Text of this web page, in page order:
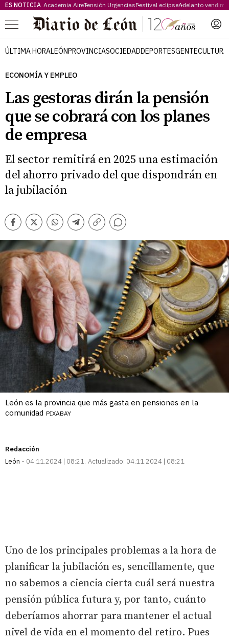
ES NOTICIA Academia AireTensión UrgenciasFestival eclipseAdelanto
Menú
ÚLTIMA HORALEÓNPROVINCIASOCIEDADDEPORTESGENTECULTURA
ECONOMÍA Y EMPLEO
Las gestoras dirán la pensión
que se cobrará con los planes
de empresa
El sector remitirá en 2025 una estimación
del ahorro privado del que dispondrán en
la jubilación
Facebook
TwitterWhatsappTelegram
Copiar
Comentarios
León es la provincia que más gasta en pensiones en la
comunidad PIXABAY
Redacción
León
04.11.2024 | 08:21 Actualizado: 04.11.2024 | 08:21
Uno de los principales problemas a la hora de
planificar la jubilación es, sencillamente, que
no sabemos a ciencia cierta cuál será nuestra
pensión pública futura y, por tanto, cuánto
deberíamos ahorrar para mantener el actual
nivel de vida en el momento del retiro. Pues